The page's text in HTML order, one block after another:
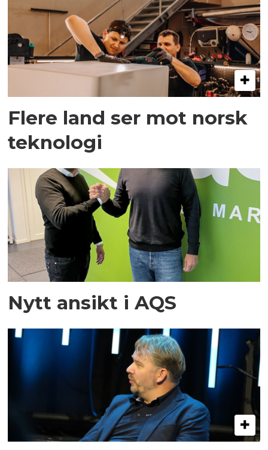
Flere land ser mot norsk
teknologi
Nytt ansikt i AQS